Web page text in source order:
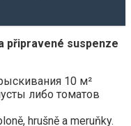
připravené suspenze
10 м²
либо томатов
hrušně a meruňky.